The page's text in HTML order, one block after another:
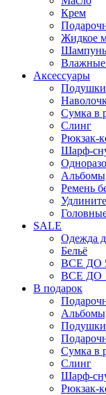
Крем
Жидкое
Шампунь
Влажные
Аксессуары
Подушки
Сумка в
Cлинг
Рюкзак-
Шарф-
Ремень
SALE
Одежда
Бельё
ВСЕ ДО
ВСЕ ДО
В подарок
Подушки
Сумка в
Слинг
Шарф-
Рюкзак-